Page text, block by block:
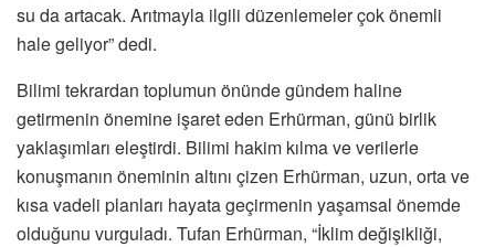
su da artacak. Arıtmayla ilgili düzenlemeler çok önemli
hale geliyor” dedi.
Bilimi tekrardan toplumun önünde gündem haline
getirmenin önemine işaret eden Erhürman, günü birlik
yaklaşımları eleştirdi. Bilimi hakim kılma ve verilerle
konuşmanın öneminin altını çizen Erhürman, uzun, orta ve
kısa vadeli planları hayata geçirmenin yaşamsal önemde
olduğunu vurguladı. Tufan Erhürman, “İklim değişikliği,